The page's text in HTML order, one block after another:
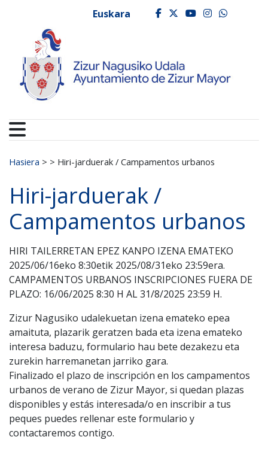
Ayuntamiento de
Euskara facebook
twitter
youtube
Search for:
Hasiera > > Hiri-jarduerak / Campamentos urbanos
Hiri-jarduerak /
Campamentos urbanos
HIRI TAILERRETAN EPEZ KANPO IZENA EMATEKO
2025/06/16eko 8:30etik 2025/08/31eko 23:59era.
CAMPAMENTOS URBANOS INSCRIPCIONES FUERA DE
PLAZO: 16/06/2025 8:30 H AL 31/8/2025 23:59 H.
Zizur Nagusiko udalekuetan izena emateko epea
amaituta, plazarik geratzen bada eta izena emateko
interesa baduzu, formulario hau bete dezakezu eta
zurekin harremanetan jarriko gara.
Finalizado el plazo de inscripción en los campamentos
urbanos de verano de Zizur Mayor, si quedan plazas
disponibles y estás interesada/o en inscribir a tus
peques puedes rellenar este formulario y
contactaremos contigo.